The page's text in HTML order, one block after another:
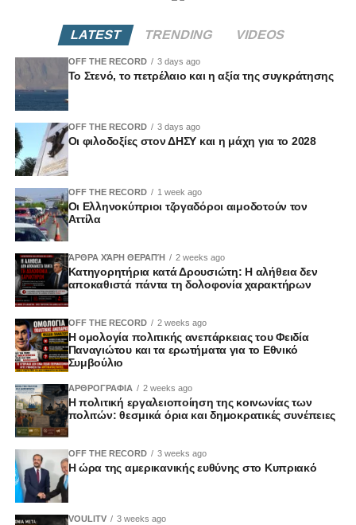
LATEST TRENDING VIDEOS
OFF THE RECORD 3 days ago
Το Στενό, το πετρέλαιο και η αξία της συγκράτησης
OFF THE RECORD 3 days ago
Οι φιλοδοξίες στον ΔΗΣΥ και η μάχη για το 2028
OFF THE RECORD 1 week ago
Οι Ελληνοκύπριοι τζογαδόροι αιμοδοτούν τον
Αττίλα
ΆΡΘΡΑ ΧΆΡΗ ΘΕΡΑΠΉ 2 weeks ago
Κατηγορητήρια κατά Δρουσιώτη: Η αλήθεια δεν
αποκαθιστά πάντα τη δολοφονία χαρακτήρων
OFF THE RECORD 2 weeks ago
Η ομολογία πολιτικής ανεπάρκειας του Φειδία
Παναγιώτου και τα ερωτήματα για το Εθνικό
Συμβούλιο
ΑΡΘΡΟΓΡΑΦΙΑ 2 weeks ago
Η πολιτική εργαλειοποίηση της κοινωνίας των
πολιτών: θεσμικά όρια και δημοκρατικές συνέπειες
OFF THE RECORD 3 weeks ago
Η ώρα της αμερικανικής ευθύνης στο Κυπριακό
VOULITV 3 weeks ago